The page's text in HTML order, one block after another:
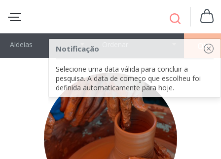
Notificação
Selecione uma data válida para concluir a
pesquisa. A data de começo que escolheu foi
definida automaticamente para hoje.
OK
Aldeias